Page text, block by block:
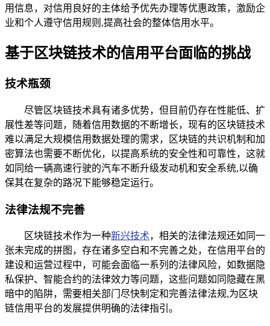
用信息，对信用良好的主体给予优先办理等优惠政策，激励企
业和个人遵守信用规则,提高社会的整体信用水平。
基于区块链技术的信用平台面临的挑战
技术瓶颈
尽管区块链技术具有诸多优势，但目前仍存在性能低、扩
展性差等问题，随着信用数据的不断增长，现有的区块链技术
难以满足大规模信用数据处理的需求，区块链的共识机制和加
密算法也需要不断优化，以提高系统的安全性和可靠性，这就
如同给一辆高速行驶的汽车不断升级发动机和安全系统,以确
保其在复杂的路况下能够稳定运行。
法律法规不完善
区块链技术作为一种新兴技术，相关的法律法规还如同一
张未完成的拼图，存在诸多空白和不完善之处，在信用平台的
建设和运营过程中，可能会面临一系列的法律风险，如数据隐
私保护、智能合约的法律效力等问题，这些问题如同隐藏在黑
暗中的陷阱，需要相关部门尽快制定和完善法律法规,为区块
链信用平台的发展提供明确的法律指引。